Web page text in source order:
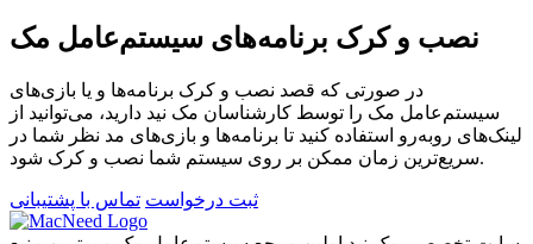
نصب و کرک برنامه‌های سیستم‌عامل مک
در صورتی که قصد نصب و کرک برنامه‌ها و یا بازی‌های
سیستم‌عامل مک را توسط کارشناسان مک نید دارید، می‌توانید از
لینک‌های رو‌به‌رو استفاده کنید تا برنامه‌ها و بازی‌های مد نظر شما در
سریع‌ترین زمان ممکن بر روی سیستم شما نصب و کرک شود.
ثبت درخواست تماس با پشتیبانی